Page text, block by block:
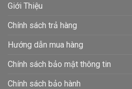
Giới Thiệu
Chính sách trả hàng
Hướng dẫn mua hàng
Chính sách bảo mật thông tin
Chính sách bảo hành